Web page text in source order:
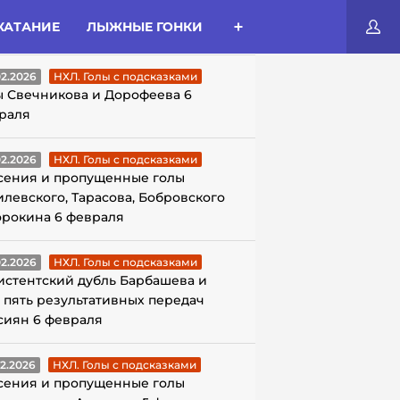
ЛЫЖНЫЕ ГОНКИ
С ПОДСКАЗКАМИ
НХЛ. Голы с подсказками
Свечникова и Дорофеева 6
НХЛ. Голы с подсказками
и пропущенные голы
Тарасова, Бобровского
6 февраля
НХЛ. Голы с подсказками
дубль Барбашева и
результативных передач
6 февраля
НХЛ. Голы с подсказками
и пропущенные голы